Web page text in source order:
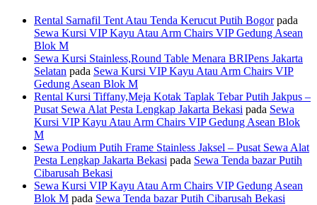
Rental Sarnafil Tent Atau Tenda Kerucut Putih Bogorpada
Sewa Kursi VIP Kayu Atau Arm Chairs VIP Gedung Asean
Blok M
Sewa Kursi Stainless,Round Table Menara BRIPens Jakarta
Selatan pada Sewa Kursi VIP Kayu Atau Arm Chairs VIP
Gedung Asean Blok M
Rental Kursi Tiffany,Meja Kotak Taplak Tebar Putih Jakpus –
Pusat Sewa Alat Pesta Lengkap Jakarta Bekasi pada Sewa
Kursi VIP Kayu Atau Arm Chairs VIP Gedung Asean Blok
M
Sewa Podium Putih Frame Stainless Jaksel – Pusat Sewa Alat
Pesta Lengkap Jakarta Bekasi pada Sewa Tenda bazar Putih
Cibarusah Bekasi
Sewa Kursi VIP Kayu Atau Arm Chairs VIP Gedung Asean
Blok M pada Sewa Tenda bazar Putih Cibarusah Bekasi